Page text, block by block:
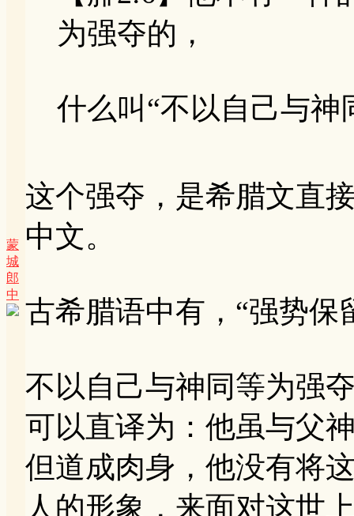
蒙
城
郎
中
为强夺的，
什么叫“不以自己与神
这个强夺，是希腊文直
中文。
古希腊语中有，“强势保
不以自己与神同等为强
可以直译为：他虽与父
但道成肉身，他没有将
人的形象，来面对这世